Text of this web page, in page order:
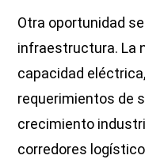
Otra oportunidad
infraestructura. La
capacidad
requerimientos de
crecimiento
corredores